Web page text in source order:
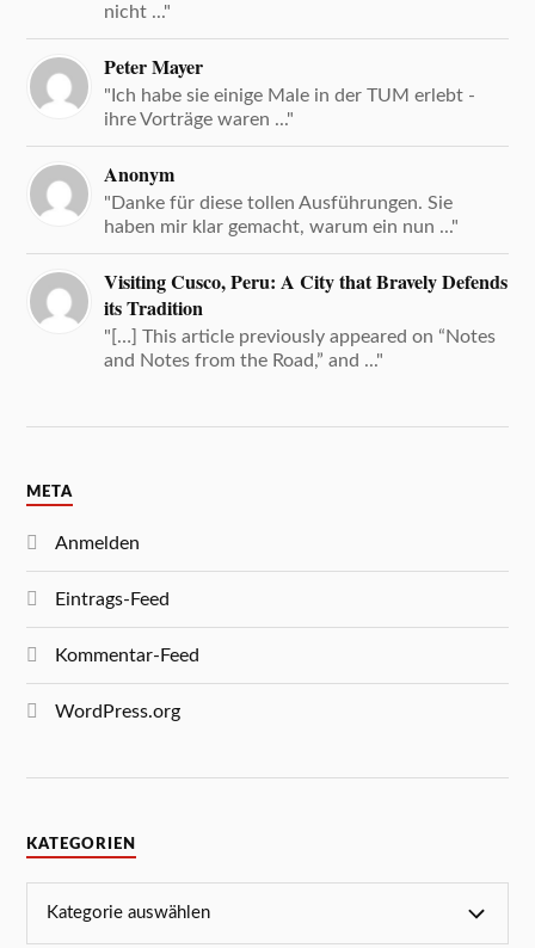
nicht ..."
Peter Mayer
"Ich habe sie einige Male in der TUM erlebt -
ihre Vorträge waren ..."
Anonym
"Danke für diese tollen Ausführungen. Sie
haben mir klar gemacht, warum ein nun ..."
Visiting Cusco, Peru: A City that Bravely Defends
its Tradition
"[…] This article previously appeared on “Notes
and Notes from the Road,” and ..."
META
Anmelden
Eintrags-Feed
Kommentar-Feed
WordPress.org
KATEGORIEN